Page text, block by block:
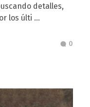
detalles,
los últi ...
0